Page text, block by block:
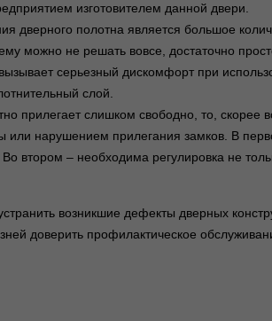
изготовителем данной двери.
дверного полотна является большое
можно не решать вовсе, достаточно
серьезный дискомфорт при
слой.
прилегает слишком свободно, то, скорее
или нарушением прилегания замков. В
втором – необходима регулировка не
возникшие дефекты дверных
доверить профилактическое